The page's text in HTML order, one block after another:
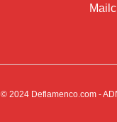
© 2024 Deflamenco.com-